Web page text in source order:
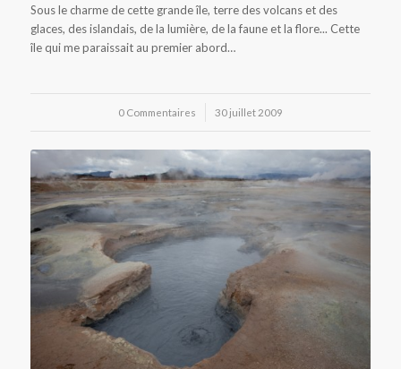
Sous le charme de cette grande île, terre des volcans et des
glaces, des islandais, de la lumière, de la faune et la flore... Cette
île qui me paraissait au premier abord…
0 Commentaires
/ 30 juillet 2009